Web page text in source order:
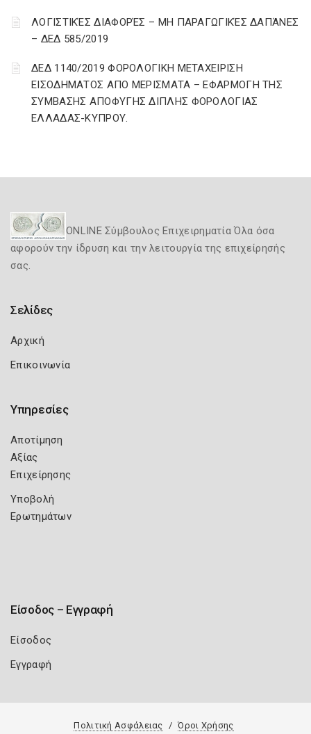
ΛΟΓΙΣΤΙΚΈΣ ΔΙΑΦΟΡΈΣ – ΜΗ ΠΑΡΑΓΩΓΙΚΈΣ ΔΑΠΆΝΕΣ
– ΔΕΔ 585/2019
ΔΕΔ 1140/2019 ΦΟΡΟΛΟΓΙΚΗ ΜΕΤΑΧΕΙΡΙΣΗ
ΕΙΣΟΔΗΜΑΤΟΣ ΑΠΟ ΜΕΡΙΣΜΑΤΑ – ΕΦΑΡΜΟΓΗ ΤΗΣ
ΣΥΜΒΑΣΗΣ ΑΠΟΦΥΓΗΣ ΔΙΠΛΗΣ ΦΟΡΟΛΟΓΙΑΣ
ΕΛΛΑΔΑΣ-ΚΥΠΡΟΥ.
ONLINE Σύμβουλος Επιχειρηματία Όλα όσα
αφορούν την ίδρυση και την λειτουργία της επιχείρησής
σας.
Σελίδες
Αρχική
Επικοινωνία
Υπηρεσίες
Αποτίμηση
Αξίας
Επιχείρησης
Υποβολή
Ερωτημάτων
Είσοδος – Εγγραφή
Είσοδος
Εγγραφή
Πολιτική Ασφάλειας Όροι Χρήσης